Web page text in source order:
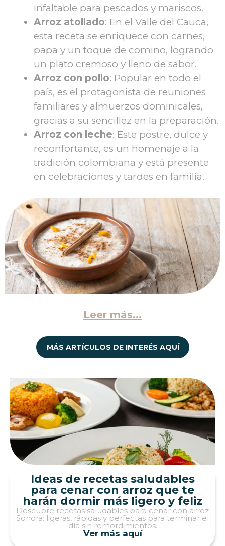
infaltable para pescados y mariscos.
Arroz atollado: En el Valle del Cauca,
esta receta se enriquece con carnes,
papa y un toque de comino, logrando
un plato cremoso y lleno de sabor.
Arroz con pollo: Popular en todo el
país, es el protagonista de reuniones
familiares y almuerzos dominicales,
gracias a su sencillez en la preparación.
Arroz con leche: Este postre, dulce y
reconfortante, es un homenaje a la
tradición colombiana y está presente
en celebraciones y tardes en familia.
Leer más...
MÁS ARTÍCULOS DE INTERÉS AQUÍ
Ideas de recetas saludables
para cenar con arroz que te
harán dormir más ligero y feliz
Descubre recetas saludables para cenar con arroz
Sonora: ligeras, rápidas y perfectas para terminar el
día sin remordimientos.
Ver más aquí